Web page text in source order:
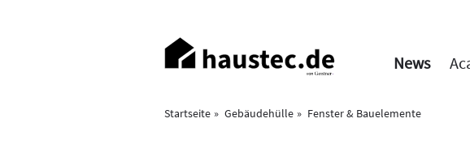
Haupt-
Navigation
News
Startseite Gebäudehülle
Fenster & Bauelemente